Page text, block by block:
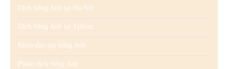
Dịch tiếng Anh tại Hà Nội
Dịch tiếng Anh tại Tphcm
Khóa đào tạo tiếng Anh
Phiên dịch tiếng Anh